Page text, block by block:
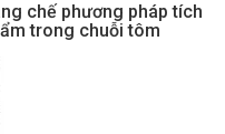
chế phương pháp tích
trong chuỗi tôm